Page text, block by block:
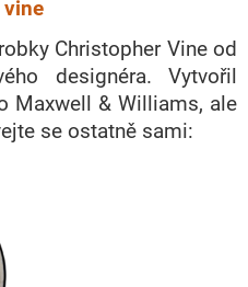
vine
Christopher Vine od
designéra. Vytvořil
Maxwell & Williams, ale
se ostatně sami: